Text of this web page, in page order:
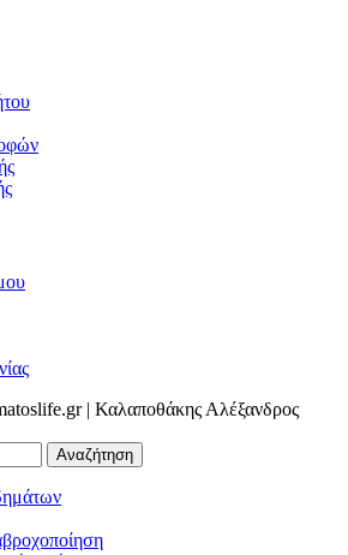
| Καλαποθάκης Αλέξανδρος
Αναζήτηση